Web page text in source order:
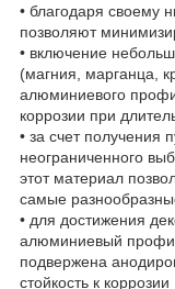
• благодаря своему
позволяют
• включение
(магния, марганца,
алюминиевого
коррозии при
• за счет получения
неограниченного
этот материал
самые
• для достижения
алюминиевый
подвержена
стойкость к коррозии